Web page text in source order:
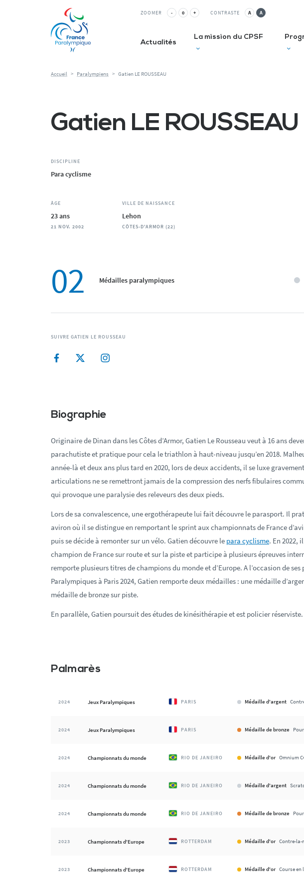
ZOOMER - 0 + CONTRASTE A A
Actualités
La mission du CPSF
La Relève
ESMS&CLUBS
Trouve
Solutions
Accueil > Paralympiens > Gatien LE ROUSSEAU
Gatien LE ROUSSEAU
DISCIPLINE
Para cyclisme
ÂGE
23 ans
21 NOV. 2002
VILLE DE NAISSANCE
Lehon
CÔTES-D'ARMOR (22)
02 Médailles paralympiques
SUIVRE GATIEN LE ROUSSEAU
Biographie
Originaire de Dinan dans les Côtes d’Armor, Gatien Le Rousseau veut à 16 ans
parachutiste et pratique pour cela le triathlon à haut-niveau jusqu’en 2018.
année-là et deux ans plus tard en 2020, lors de deux accidents, il se luxe
articulations ne se remettront jamais de la compression des nerfs fibulaires
qui provoque une paralysie des releveurs des deux pieds.
Lors de sa convalescence, une ergothérapeute lui fait découvre le parasport. Il
aviron où il se distingue en remportant le sprint aux championnats de France
puis se décide à remonter sur un vélo. Gatien découvre le para cyclisme. En 2022,
champion de France sur route et sur la piste et participe à plusieurs épreuves
remporte plusieurs titres de champions du monde et d’Europe. A l’occasion de ses
Paralympiques à Paris 2024, Gatien remporte deux médailles : une médaille
médaille de bronze sur piste.
En parallèle, Gatien poursuit des études de kinésithérapie et est policier réserviste.
Palmarès
2024 Jeux Paralympiques PARIS Médaille d'argent
2024 Jeux Paralympiques PARIS Médaille de bronze
2024 Championnats du monde RIO DE JANEIRO Médaille d'or Omnium
2024 Championnats du monde RIO DE JANEIRO Médaille d'argent
2024 Championnats du monde RIO DE JANEIRO Médaille de bronze
2023 Championnats d'Europe ROTTERDAM Médaille d'or Contre-la-
2023 Championnats d'Europe ROTTERDAM Médaille d'or Course en